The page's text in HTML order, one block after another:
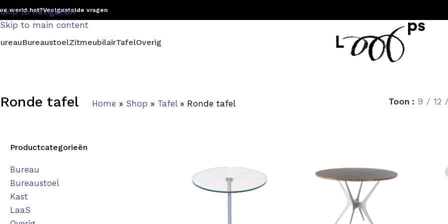
Skip to navigation
Skip to main content
werkt het?Veelgestelde vragen
BureaustoelZitmeubilairTafelOverig
Ronde tafel Home » Shop » Tafel» Ronde tafel Toon 9 12
Productcategorieën
Bureau
Bureaustoel
Kast
LaaS